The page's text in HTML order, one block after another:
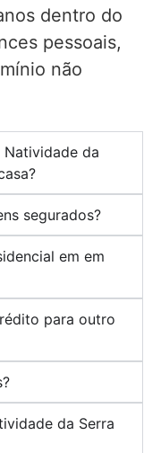
dentro do
pessoais,
não
Natividade da
segurados?
em em
para outro
da Serra